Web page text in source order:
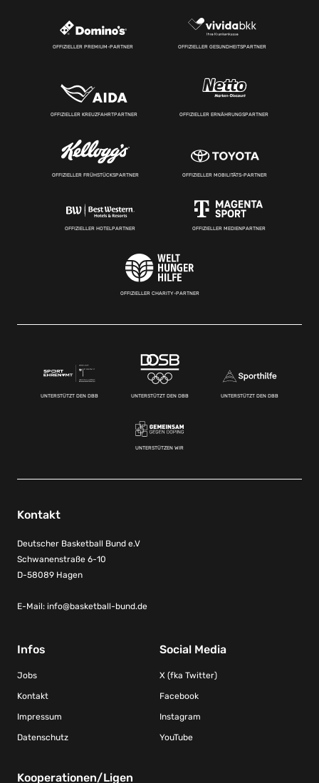
OFFIZIELLER PREMIUM-PARTNER OFFIZIELLER GESUNDHEITSPARTNER
OFFIZIELLER KREUZFAHRTPARTNER OFFIZIELLER ERNÄHRUNGSPARTNER
OFFIZIELLER FRÜHSTÜCKSPARTNER OFFIZIELLER MOBILITÄTS-PARTNER
OFFIZIELLER HOTELPARTNER OFFIZIELLER MEDIENPARTNER
OFFIZIELLER CHARITY-PARTNER
UNTERSTÜTZT DEN DBB UNTERSTÜTZT DEN DBB UNTERSTÜTZT DEN DBB
UNTERSTÜTZEN WIR
Kontakt
Deutscher Basketball Bund e.V
Schwanenstraße 6-10
D-58089 Hagen
E-Mail: info@basketball-bund.de
Infos
Jobs
Kontakt
Impressum
Datenschutz
Social Media
X (fka Twitter)
Facebook
Instagram
YouTube
Kooperationen/Ligen